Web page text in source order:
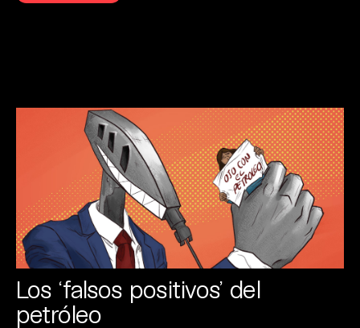
Los ‘falsos positivos’ del
petróleo